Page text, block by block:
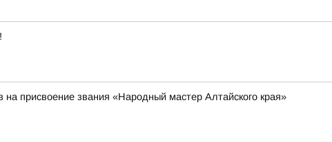
присвоение звания «Народный мастер Алтайского края»